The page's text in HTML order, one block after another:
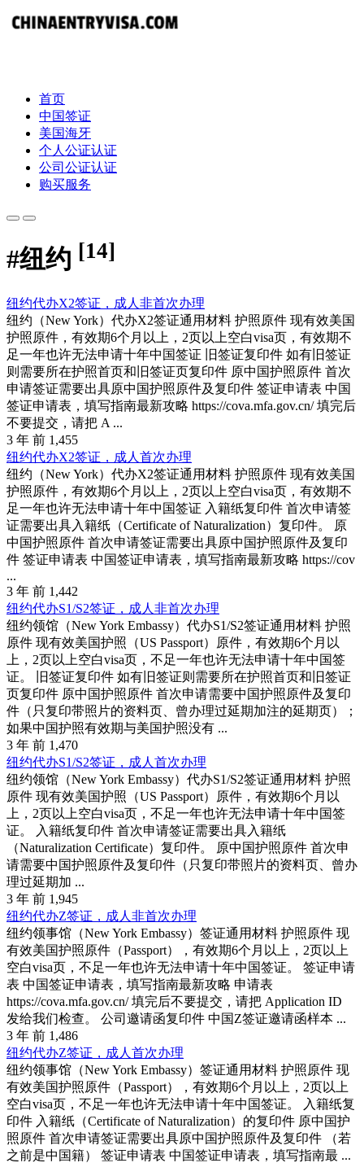
首页
中国签证
美国海牙
个人公证认证
公司公证认证
购买服务
#纽约 [14]
纽约代办X2签证，成人非首次办理
纽约（New York）代办X2签证通用材料 护照原件 现有效美国
护照原件，有效期6个月以上，2页以上空白visa页，有效期不
足一年也许无法申请十年中国签证 旧签证复印件 如有旧签证
则需要所在护照首页和旧签证页复印件 原中国护照原件 首次
申请签证需要出具原中国护照原件及复印件 签证申请表 中国
签证申请表，填写指南最新攻略 https://cova.mfa.gov.cn/ 填完后
不要提交，请把 A ...
3 年 前 1,455
纽约代办X2签证，成人首次办理
纽约（New York）代办X2签证通用材料 护照原件 现有效美国
护照原件，有效期6个月以上，2页以上空白visa页，有效期不
足一年也许无法申请十年中国签证 入籍纸复印件 首次申请签
证需要出具入籍纸（Certificate of Naturalization）复印件。 原
中国护照原件 首次申请签证需要出具原中国护照原件及复印
件 签证申请表 中国签证申请表，填写指南最新攻略 https://cov
...
3 年 前 1,442
纽约代办S1/S2签证，成人非首次办理
纽约领馆（New York Embassy）代办S1/S2签证通用材料 护照
原件 现有效美国护照（US Passport）原件，有效期6个月以
上，2页以上空白visa页，不足一年也许无法申请十年中国签
证。 旧签证复印件 如有旧签证则需要所在护照首页和旧签证
页复印件 原中国护照原件 首次申请需要中国护照原件及复印
件（只复印带照片的资料页、曾办理过延期加注的延期页）；
如果中国护照有效期与美国护照没有 ...
3 年 前 1,470
纽约代办S1/S2签证，成人首次办理
纽约领馆（New York Embassy）代办S1/S2签证通用材料 护照
原件 现有效美国护照（US Passport）原件，有效期6个月以
上，2页以上空白visa页，不足一年也许无法申请十年中国签
证。 入籍纸复印件 首次申请签证需要出具入籍纸
（Naturalization Certificate）复印件。 原中国护照原件 首次申
请需要中国护照原件及复印件（只复印带照片的资料页、曾办
理过延期加 ...
3 年 前 1,945
纽约代办Z签证，成人非首次办理
纽约领事馆（New York Embassy）签证通用材料 护照原件 现
有效美国护照原件（Passport），有效期6个月以上，2页以上
空白visa页，不足一年也许无法申请十年中国签证。 签证申请
表 中国签证申请表，填写指南最新攻略 申请表
https://cova.mfa.gov.cn/ 填完后不要提交，请把 Application ID
发给我们检查。 公司邀请函复印件 中国Z签证邀请函样本 ...
3 年 前 1,486
纽约代办Z签证，成人首次办理
纽约领事馆（New York Embassy）签证通用材料 护照原件 现
有效美国护照原件（Passport），有效期6个月以上，2页以上
空白visa页，不足一年也许无法申请十年中国签证。 入籍纸复
印件 入籍纸（Certificate of Naturalization）的复印件 原中国护
照原件 首次申请签证需要出具原中国护照原件及复印件 （若
之前是中国籍） 签证申请表 中国签证申请表，填写指南最 ...